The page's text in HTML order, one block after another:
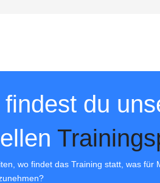
findest du
wo findet das Training statt, was für